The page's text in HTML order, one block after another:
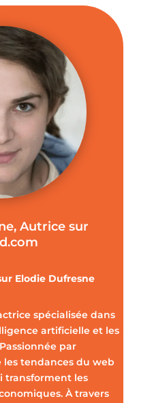
Autrice sur
Elodie Dufresne
spécialisée dans
artificielle et les
par
les tendances du web
transforment les
À travers